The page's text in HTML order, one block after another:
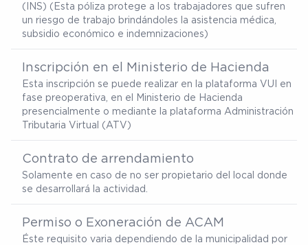
(INS) (Esta póliza protege a los trabajadores que sufren
un riesgo de trabajo brindándoles la asistencia médica,
subsidio económico e indemnizaciones)
Inscripción en el Ministerio de Hacienda
Esta inscripción se puede realizar en la plataforma VUI en
fase preoperativa, en el Ministerio de Hacienda
presencialmente o mediante la plataforma Administración
Tributaria Virtual (ATV)
Contrato de arrendamiento
Solamente en caso de no ser propietario del local donde
se desarrollará la actividad.
Permiso o Exoneración de ACAM
Éste requisito varia dependiendo de la municipalidad por